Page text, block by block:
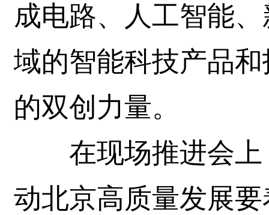
成电路、人工智能
域的智能科技产品
的双创力量。
在现场推进会上
动北京高质量发展